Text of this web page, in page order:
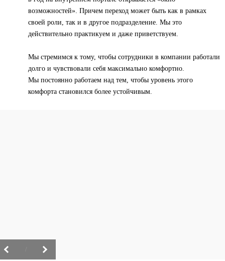
возможностей». Причем переход может быть как в рамках
своей роли, так и в другое подразделение. Мы это
действительно практикуем и даже приветствуем.
Мы стремимся к тому, чтобы сотрудники в компании работали
долго и чувствовали себя максимально комфортно.
Мы постоянно работаем над тем, чтобы уровень этого
комфорта становился более устойчивым.